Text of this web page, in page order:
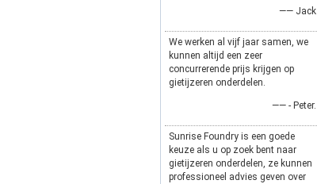
—— Jack
We werken al vijf jaar samen, we
kunnen altijd een zeer
concurrerende prijs krijgen op
gietijzeren onderdelen.
—— - Peter.
Sunrise Foundry is een goede
keuze als u op zoek bent naar
gietijzeren onderdelen, ze kunnen
professioneel advies geven over